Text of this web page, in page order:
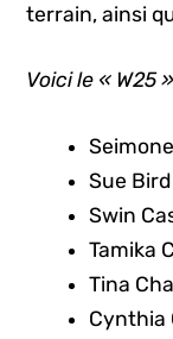
terrain, ainsi
Voici le « W25
Sue Bird
Swin
Tamika
Tina
Cynthia